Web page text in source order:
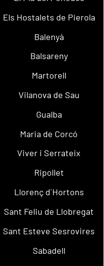
Els Hostalets de Pierola
Balenyà
Balsareny
Martorell
Vilanova de Sau
Gualba
Maria de Corcó
Viver i Serrateix
Ripollet
Llorenç d´Hortons
Sant Feliu de Llobregat
Sant Esteve Sesrovires
Sabadell